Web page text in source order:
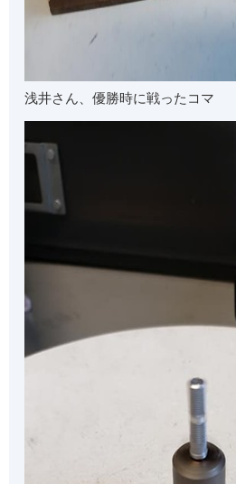
浅井さん、優勝時に戦ったコマ